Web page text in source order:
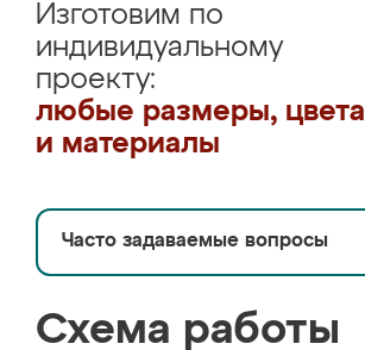
Изготовим по
индивидуальному
проекту:
любые размеры, цвета
и материалы
Часто задаваемые вопросы
Схема работы